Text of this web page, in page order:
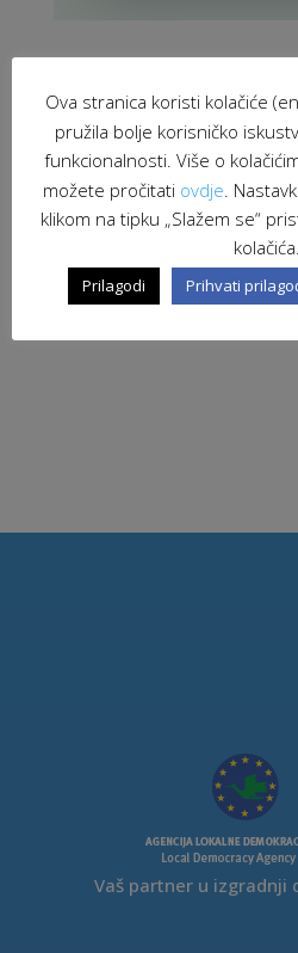
Vaš partner u izgradnji
Ova stranica koristi kolačiće
pružila bolje korisničko
funkcionalnosti. Više o
možete pročitati ovdje .
klikom na tipku „Slažem se“
kolačića.
Prilagodi Prihvati